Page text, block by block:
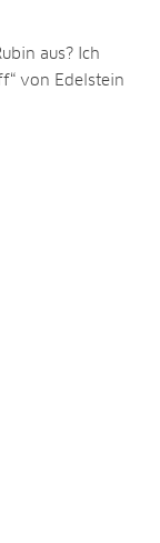
aus? Ich
von Edelstein